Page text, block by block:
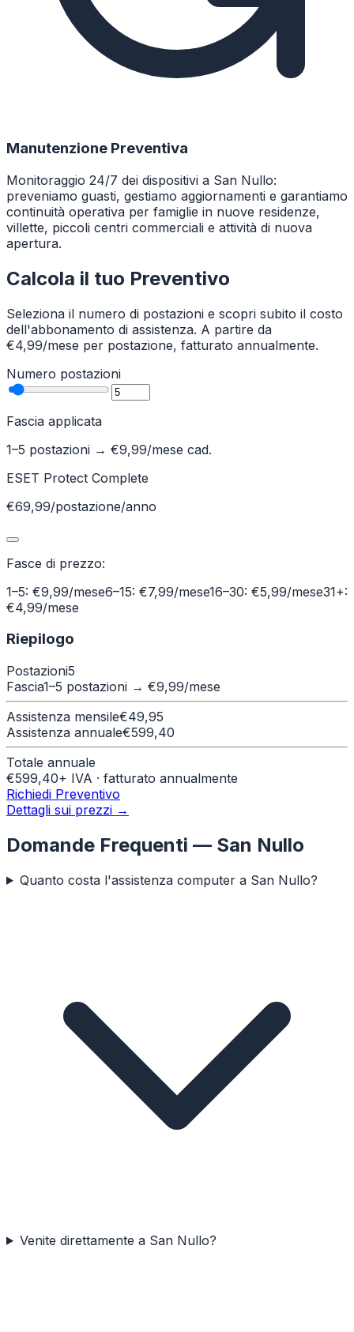
Manutenzione Preventiva
Monitoraggio 24/7 dei dispositivi a San Nullo:
preveniamo guasti, gestiamo aggiornamenti e garantiamo
continuità operativa per famiglie in nuove residenze,
villette, piccoli centri commerciali e attività di nuova
apertura.
Calcola il tuo Preventivo
Seleziona il numero di postazioni e scopri subito il costo
dell'abbonamento di assistenza. A partire da
€4,99/mese per postazione, fatturato annualmente.
Numero postazioni
Fascia applicata
1–5 postazioni → €9,99/mese cad.
ESET Protect Complete
€69,99/postazione/anno
Fasce di prezzo:
1–5: €9,99/mese6–15: €7,99/mese16–30: €5,99/mese31+:
€4,99/mese
Riepilogo
Postazioni5
Fascia1–5 postazioni → €9,99/mese
Assistenza mensile€49,95
Assistenza annuale€599,40
Totale annuale
€599,40+ IVA · fatturato annualmente
Richiedi Preventivo
Dettagli sui prezzi →
Domande Frequenti — San Nullo
Quanto costa l'assistenza computer a San Nullo?
Venite direttamente a San Nullo?